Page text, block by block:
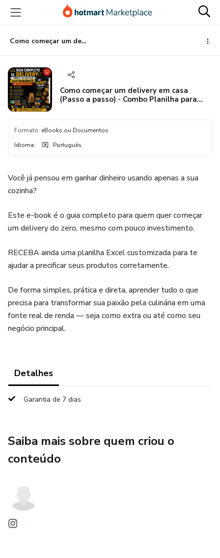
para
conteúdo
principal
para
pagamento
para
rodapé
Como começar um delivery em casa (Passo a passo) - Combo Planilha para precificação.
Como começar um delivery em casa
(Passo a passo) - Combo Planilha para
Formato: eBooks ou Documentos
Idioma: Português
Você já pensou em ganhar dinheiro usando apenas a sua
cozinha?
Este e-book é o guia completo para quem quer começar
um delivery do zero, mesmo com pouco investimento.
RECEBA ainda uma planilha Excel customizada para te
ajudar a precificar seus produtos corretamente.
De forma simples, prática e direta, aprender tudo o que
precisa para transformar sua paixão pela culinária em uma
fonte real de renda — seja como extra ou até como seu
negócio principal.
Detalhes
Garantia de 7 dias
Saiba mais sobre quem criou o
conteúdo